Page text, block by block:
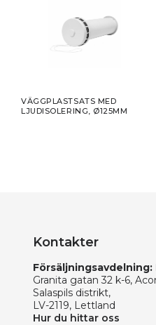
VÄGGPLASTSATS MED
LJUDISOLERING, Ø125MM
Kontakter
Försäljningsavdelning:
Granita gatan 32 k-6,
Salaspils distrikt,
LV-2119, Lettland
Hur du hittar oss